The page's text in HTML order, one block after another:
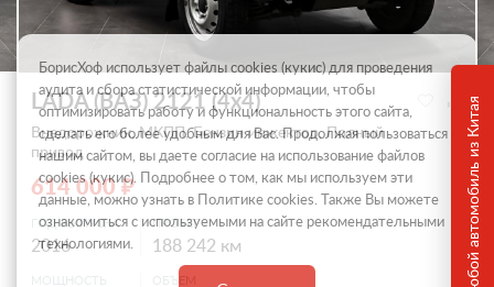
LADA (ВАЗ) 2121 (4x4)
Внедорожник, МКПП, Бензин инжектор, Полный
привод
614 000 ₽
ГОД ВЫПУСКА
2016
ПРОБЕГ
188 242 км
БорисХоф использует файлы cookies (кукиc) для проведения
аудита и сбора статистической информации, чтобы
оптимизировать работу и функциональность этого сайта,
сделать его более удобным для Вас. Продолжая пользоваться
нашим сайтом, вы даете согласие на использование файлов
cookies (кукиc). Подробнее о том, как мы используем эти
данные, можно узнать в Политикеcookies. Также Вы можете
ознакомиться с используемыми на сайте рекомендательными
технологиями.